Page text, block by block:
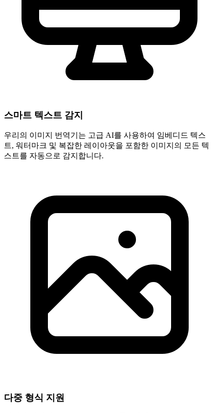
스마트 텍스트 감지
우리의 이미지 번역기는 고급 AI를 사용하여 임베디드 텍스
트, 워터마크 및 복잡한 레이아웃을 포함한 이미지의 모든 텍
스트를 자동으로 감지합니다.
다중 형식 지원